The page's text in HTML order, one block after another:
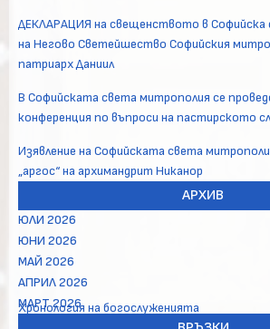
ДЕКЛАРАЦИЯ на свещенството в Софийска
на Негово Светейшество Софийския
патриарх Даниил
В Софийската света митрополия се
конференция по въпроси на пастирското
Изявление на Софийската света
„аргос“ на архимандрит Никанор
АРХИВ
ЮЛИ 2026
ЮНИ 2026
МАЙ 2026
АПРИЛ 2026
МАРТ 2026
Хронология на богослуженията